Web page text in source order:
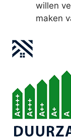
willen
maken